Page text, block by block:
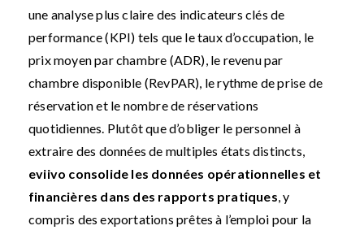
une analyse plus claire des indicateurs clés de
performance (KPI) tels que le taux d’occupation, le
prix moyen par chambre (ADR), le revenu par
chambre disponible (RevPAR), le rythme de prise de
réservation et le nombre de réservations
quotidiennes. Plutôt que d’obliger le personnel à
extraire des données de multiples états distincts,
eviivo consolide les données opérationnelles et
financières dans des rapports pratiques, y
compris des exportations prêtes à l’emploi pour la